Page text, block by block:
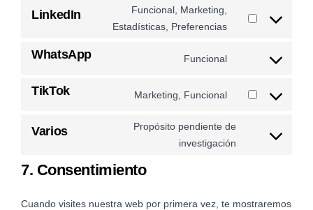
LinkedIn
Funcional, Marketing,
Estadísticas, Preferencias
WhatsApp Funcional
TikTok Marketing, Funcional
Varios
Propósito pendiente de
investigación
7. Consentimiento
Cuando visites nuestra web por primera vez, te mostraremos